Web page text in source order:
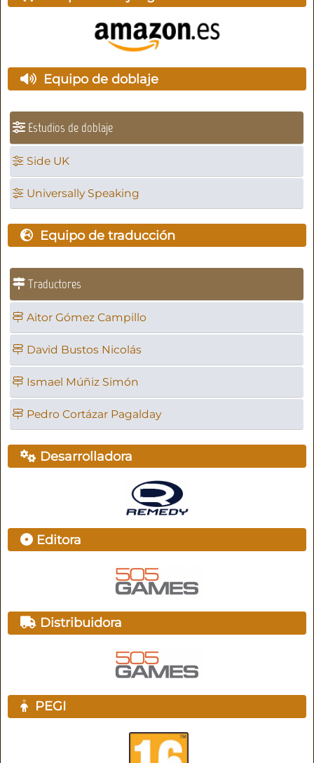
Equipo de doblaje
Estudios de doblaje
Side UK
Universally Speaking
Equipo de traducción
Traductores
Aitor Gómez Campillo
David Bustos Nicolás
Ismael Múñiz Simón
Pedro Cortázar Pagalday
Desarrolladora
Editora
Distribuidora
PEGI